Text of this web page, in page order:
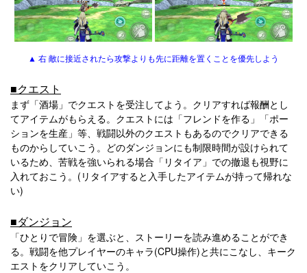
▲ 右 敵に接近されたら攻撃よりも先に距離を置くことを優先しよう
■クエスト
まず「酒場」でクエストを受注してよう。クリアすれば報酬とし
てアイテムがもらえる。クエストには「フレンドを作る」「ポー
ションを生産」等、戦闘以外のクエストもあるのでクリアできる
ものからしていこう。どのダンジョンにも制限時間が設けられて
いるため、苦戦を強いられる場合「リタイア」での撤退も視野に
入れておこう。(リタイアすると入手したアイテムが持って帰れな
い)
■ダンジョン
「ひとりで冒険」を選ぶと、ストーリーを読み進めることができ
る。戦闘を他プレイヤーのキャラ(CPU操作)と共にこなし、キーク
エストをクリアしていこう。